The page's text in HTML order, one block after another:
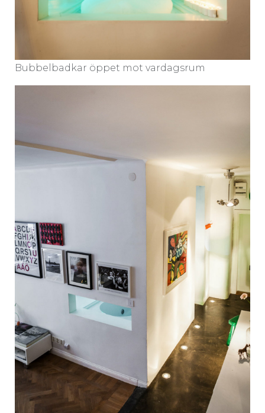
Bubbelbadkar öppet mot vardagsrum